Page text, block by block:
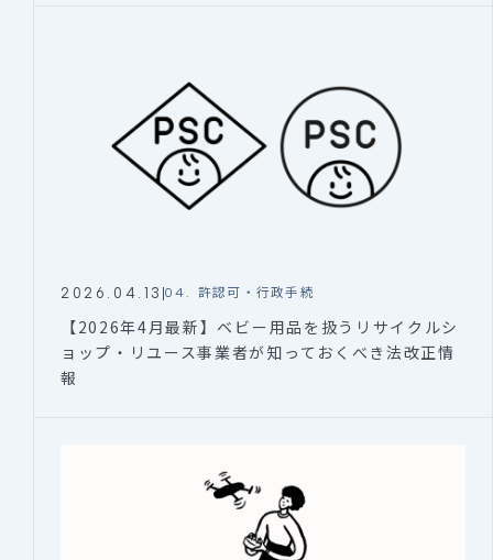
2026.04.13 04. 許認可・行政手続
【2026年4月最新】ベビー用品を扱うリサイクルシ
ョップ・リユース事業者が知っておくべき法改正情
報